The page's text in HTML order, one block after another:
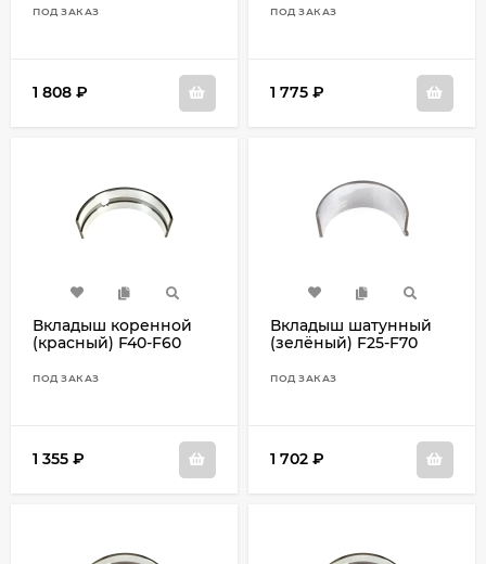
ПОД ЗАКАЗ
1 808 ₽
ПОД ЗАКАЗ
1 775 ₽
Вкладыш коренной
(красный) F40-F60
ПОД ЗАКАЗ
1 355 ₽
Вкладыш шатунный
(зелёный) F25-F70
ПОД ЗАКАЗ
1 702 ₽